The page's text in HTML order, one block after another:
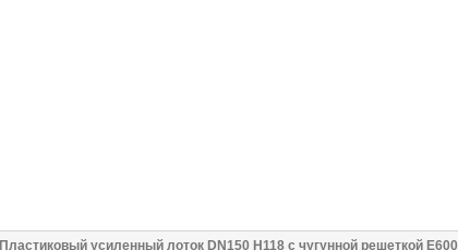
Пластиковый усиленный лоток DN150 H118 с чугунной решеткой E600